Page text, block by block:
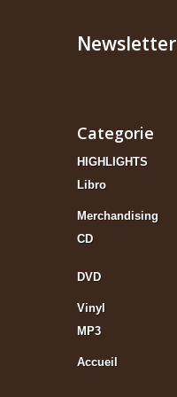
Newsletter
Categorie
HIGHLIGHTS
Libro
Merchandising
CD
DVD
Vinyl
MP3
Accueil